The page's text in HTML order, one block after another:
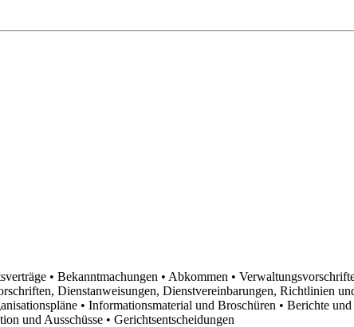
• Bekanntmachungen • Abkommen •
Dienstanweisungen, Dienstvereinbarungen, Richtlinien
• Informationsmaterial und Broschüren • Berichte
und Ausschüsse • Gerichtsentscheidungen